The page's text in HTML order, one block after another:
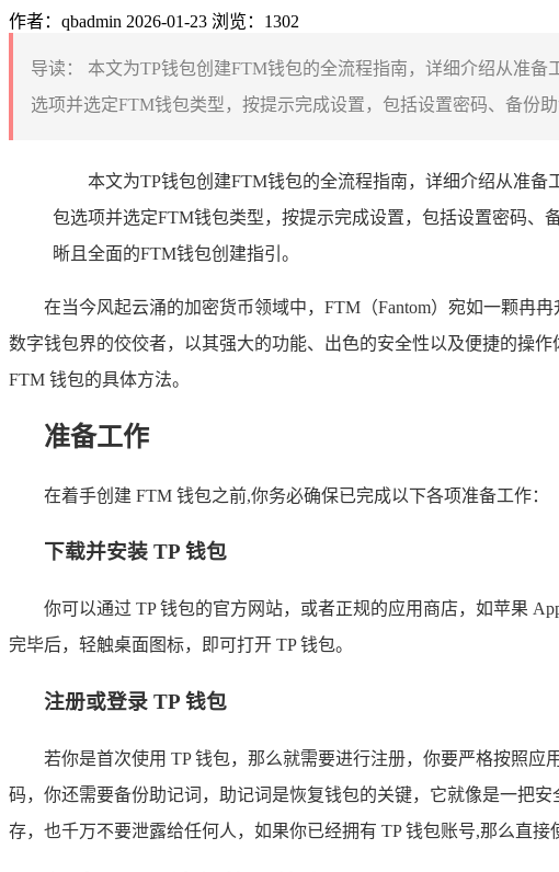
作者：qbadmin 2026-01-23 浏览：1302
导读：
本文为TP钱包创建FTM钱包的全流程指南，详细介绍从准
选项并选定FTM钱包类型，按提示完成设置，包括设置密码、备份
本文为TP钱包创建FTM钱包的全流程指南，详细介绍从准
包选项并选定FTM钱包类型，按提示完成设置，包括设置密码
晰且全面的FTM钱包创建指引。
在当今风起云涌的加密货币领域中，FTM（Fantom）宛如一颗冉
数字钱包界的佼佼者，以其强大的功能、出色的安全性以及便捷的操
FTM 钱包的具体方法。
准备工作
在着手创建 FTM 钱包之前,你务必确保已完成以下各项准备工作：
下载并安装 TP 钱包
你可以通过 TP 钱包的官方网站，或者正规的应用商店，如苹果
完毕后，轻触桌面图标，即可打开 TP 钱包。
注册或登录 TP 钱包
若你是首次使用 TP 钱包，那么就需要进行注册，你要严格按照
码，你还需要备份助记词，助记词是恢复钱包的关键，它就像是一把
存，也千万不要泄露给任何人，如果你已经拥有 TP 钱包账号,那么直接